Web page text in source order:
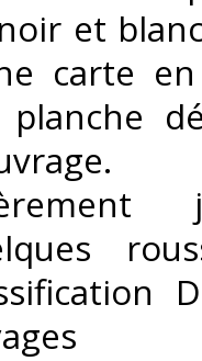
et
carte
planche